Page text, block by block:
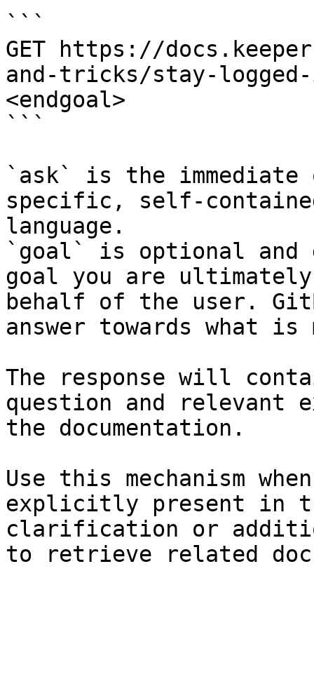
```
GET https://
and-tricks/stay-logged-
<endgoal>
```
`ask` is the
specific, self-
language.
`goal` is optional and
goal you are
behalf of the user.
answer towards what
The response will
question and relevant
the documentation.
Use this mechanism
explicitly present in
clarification or